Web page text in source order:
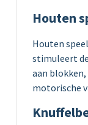
Houten
Houten
stimuleert
aan
motorische